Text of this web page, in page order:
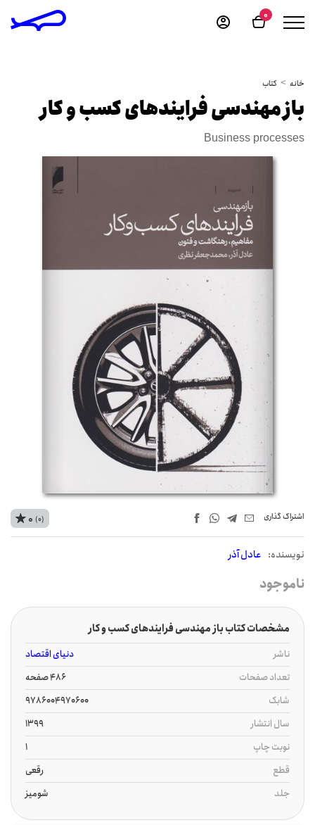
0
خانه کتاب
باز مهندسی فرایندهای کسب و کار
Business processes
اشتراک‌ گذاری
نويسنده: عادل آذر
0 (0)
ناموجود
مشخصات کتاب باز مهندسی فرایندهای کسب و کار
ناشر
دنیای اقتصاد
تعداد صفحات
486 صفحه
شابک
9786004970600
سال انتشار
1399
نوبت چاپ
1
قطع
رقعی
جلد
شومیز